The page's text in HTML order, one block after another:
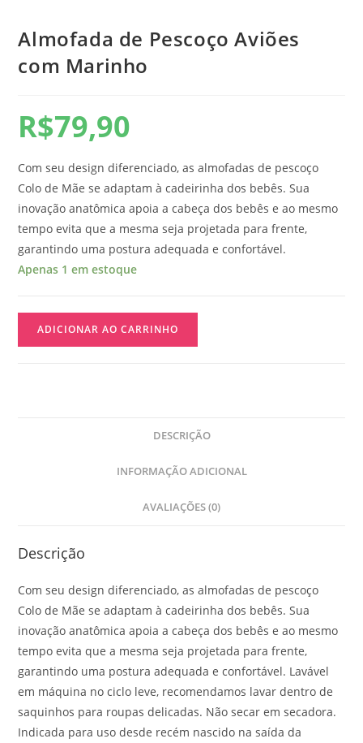
Almofada de Pescoço Aviões
com Marinho
R$79,90
Com seu design diferenciado, as almofadas de pescoço
Colo de Mãe se adaptam à cadeirinha dos bebês. Sua
inovação anatômica apoia a cabeça dos bebês e ao mesmo
tempo evita que a mesma seja projetada para frente,
garantindo uma postura adequada e confortável.
Apenas 1 em estoque
ADICIONAR AO CARRINHO
DESCRIÇÃO
INFORMAÇÃO ADICIONAL
AVALIAÇÕES (0)
Descrição
Com seu design diferenciado, as almofadas de pescoço
Colo de Mãe se adaptam à cadeirinha dos bebês. Sua
inovação anatômica apoia a cabeça dos bebês e ao mesmo
tempo evita que a mesma seja projetada para frente,
garantindo uma postura adequada e confortável. Lavável
em máquina no ciclo leve, recomendamos lavar dentro de
saquinhos para roupas delicadas. Não secar em secadora.
Indicada para uso desde recém nascido na saída da